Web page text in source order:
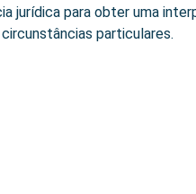
jurídica para obter uma
particulares.